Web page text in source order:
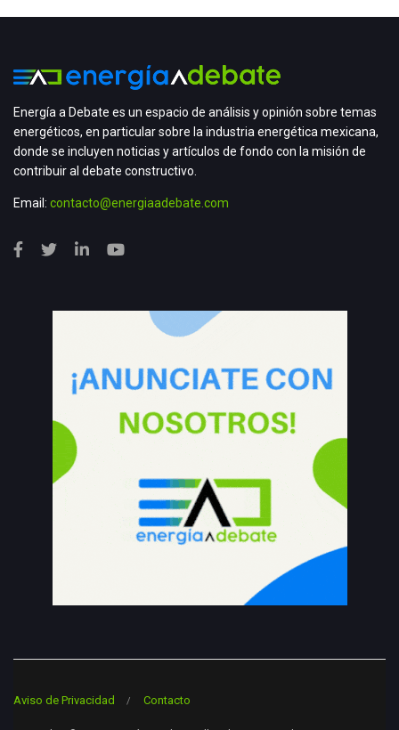
Energía a Debate es un espacio de análisis y opinión sobre temas
energéticos, en particular sobre la industria energética mexicana,
donde se incluyen noticias y artículos de fondo con la misión de
contribuir al debate constructivo.
Email: contacto@energiaadebate.com
Aviso de Privacidad Contacto